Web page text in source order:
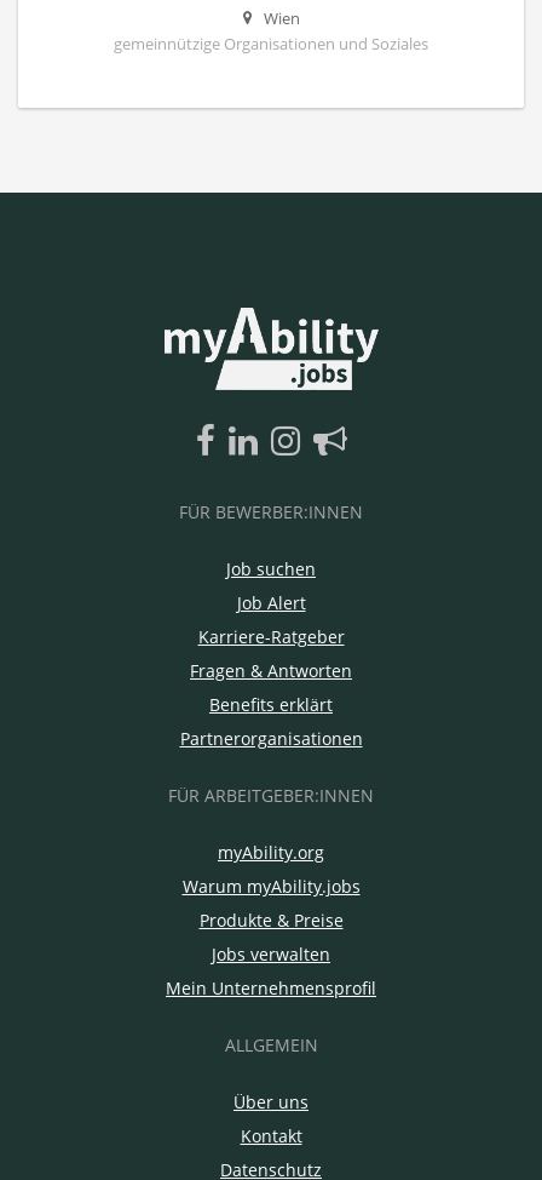
Wien
gemeinnützige Organisationen und Soziales
FÜR BEWERBER:INNEN
Job suchen
Job Alert
Karriere-Ratgeber
Fragen & Antworten
Benefits erklärt
Partnerorganisationen
FÜR ARBEITGEBER:INNEN
myAbility.org
Warum myAbility.jobs
Produkte & Preise
Jobs verwalten
Mein Unternehmensprofil
ALLGEMEIN
Über uns
Kontakt
Datenschutz